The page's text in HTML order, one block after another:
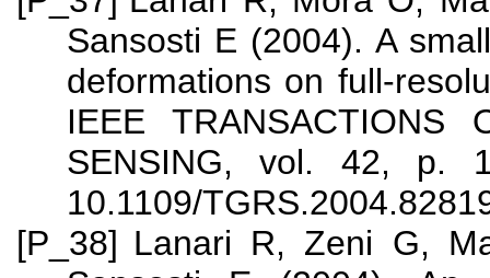
Sansosti E (2004). A
deformations on full-
IEEE TRANSACTIONS
SENSING, vol. 42, p.
10.1109/
[P_38] Lanari R, Zeni G,